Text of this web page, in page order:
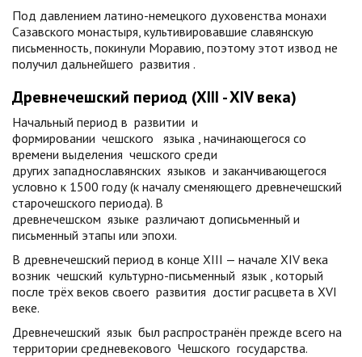
Под давлением латино-немецкого духовенства монахи
Сазавского монастыря, культивировавшие славянскую
письменность, покинули Моравию, поэтому этот извод не
получил дальнейшего развития .
Древнечешский период (XIII - XIV века)
Начальный период в развитии и
формировании чешского языка , начинающегося со
времени выделения чешского среди
других западнославянских языков и заканчивающегося
условно к 1500 году (к началу сменяющего древнечешский
старочешского периода). В
древнечешском языке различают дописьменный и
письменный этапы или эпохи.
В древнечешский период в конце XIII — начале XIV века
возник чешский культурно-письменный язык , который
после трёх веков своего развития достиг расцвета в XVI
веке.
Древнечешский язык был распространён прежде всего на
территории средневекового Чешского государства.